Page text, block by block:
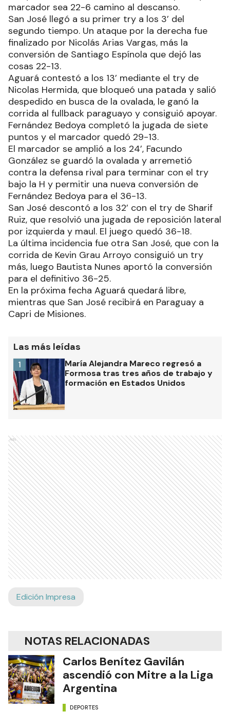
marcador sea 22-6 camino al descanso.
San José llegó a su primer try a los 3’ del
segundo tiempo. Un ataque por la derecha fue
finalizado por Nicolás Arias Vargas, más la
conversión de Santiago Espínola que dejó las
cosas 22-13.
Aguará contestó a los 13’ mediante el try de
Nicolas Hermida, que bloqueó una patada y salió
despedido en busca de la ovalada, le ganó la
corrida al fullback paraguayo y consiguió apoyar.
Fernández Bedoya completó la jugada de siete
puntos y el marcador quedó 29-13.
El marcador se amplió a los 24’, Facundo
González se guardó la ovalada y arremetió
contra la defensa rival para terminar con el try
bajo la H y permitir una nueva conversión de
Fernández Bedoya para el 36-13.
San José descontó a los 32’ con el try de Sharif
Ruiz, que resolvió una jugada de reposición lateral
por izquierda y maul. El juego quedó 36-18.
La última incidencia fue otra San José, que con la
corrida de Kevin Grau Arroyo consiguió un try
más, luego Bautista Nunes aportó la conversión
para el definitivo 36-25.
En la próxima fecha Aguará quedará libre,
mientras que San José recibirá en Paraguay a
Capri de Misiones.
Las más leídas
María Alejandra Mareco regresó a
Formosa tras tres años de trabajo y
formación en Estados Unidos
1
Ads
Edición Impresa
NOTAS RELACIONADAS
Carlos Benítez Gavilán
ascendió con Mitre a la Liga
Argentina
DEPORTES